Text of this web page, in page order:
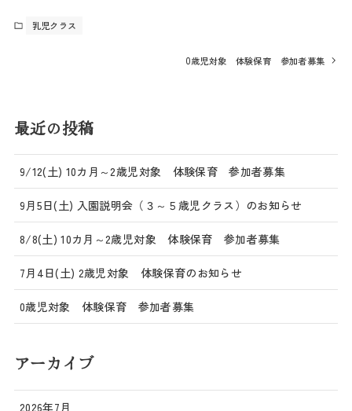
乳児クラス
0歳児対象 体験保育 参加者募集
最近の投稿
9/12(土) 10カ月～2歳児対象 体験保育 参加者募集
9月5日(土) 入園説明会（３～５歳児クラス）のお知らせ
8/8(土) 10カ月～2歳児対象 体験保育 参加者募集
7月4日(土) 2歳児対象 体験保育のお知らせ
0歳児対象 体験保育 参加者募集
アーカイブ
2026年7月